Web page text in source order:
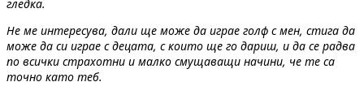
гледка.
Не ме интересува, дали ще може да играе голф с мен, стига да
може да си играе с децата, с които ще го дариш, и да се радва
по всички страхотни и малко смущаващи начини, че те са
точно като теб.